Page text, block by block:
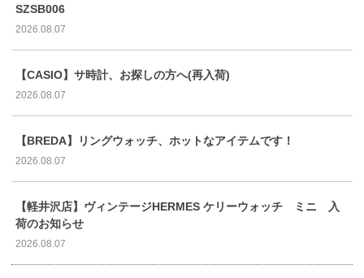
SZSB006
2026.08.07
【CASIO】サ時計、お探しの方へ(再入荷)
2026.08.07
【BREDA】リングウォッチ、ホットなアイテムです！
2026.08.07
【軽井沢店】ヴィンテージHERMES ケリーウォッチ ミニ 入
荷のお知らせ
2026.08.07